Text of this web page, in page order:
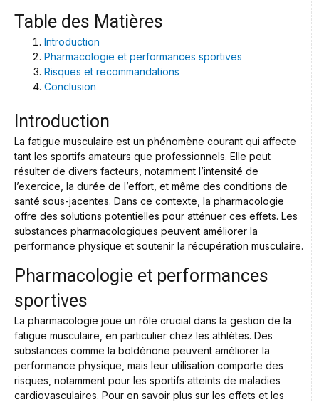
Table des Matières
Introduction
Pharmacologie et performances sportives
Risques et recommandations
Conclusion
Introduction
La fatigue musculaire est un phénomène courant qui affecte
tant les sportifs amateurs que professionnels. Elle peut
résulter de divers facteurs, notamment l’intensité de
l’exercice, la durée de l’effort, et même des conditions de
santé sous-jacentes. Dans ce contexte, la pharmacologie
offre des solutions potentielles pour atténuer ces effets. Les
substances pharmacologiques peuvent améliorer la
performance physique et soutenir la récupération musculaire.
Pharmacologie et performances
sportives
La pharmacologie joue un rôle crucial dans la gestion de la
fatigue musculaire, en particulier chez les athlètes. Des
substances comme la boldénone peuvent améliorer la
performance physique, mais leur utilisation comporte des
risques, notamment pour les sportifs atteints de maladies
cardiovasculaires. Pour en savoir plus sur les effets et les